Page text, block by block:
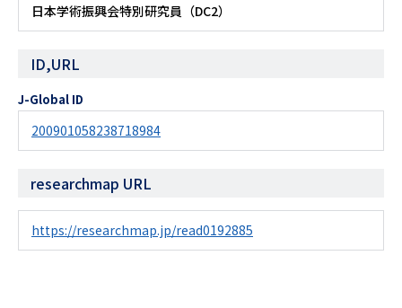
日本学術振興会特別研究員（DC2）
ID,URL
J-Global ID
200901058238718984
researchmap URL
https://researchmap.jp/read0192885